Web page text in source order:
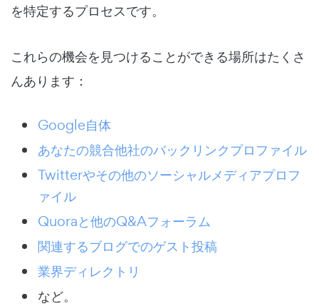
を特定するプロセスです。
これらの機会を見つけることができる場所はたくさ
んあります：
Google自体
あなたの競合他社のバックリンクプロファイル
Twitterやその他のソーシャルメディアプロフ
ァイル
Quoraと他のQ&Aフォーラム
関連するブログでのゲスト投稿
業界ディレクトリ
など。